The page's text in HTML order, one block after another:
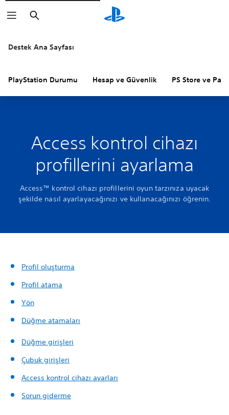
Arama
Destek Ana Sayfası
PlayStation Durumu Hesap ve Güvenlik PS Store ve
Access kontrol cihazı
profillerini ayarlama
Access™ kontrol cihazı profillerini oyun tarzınıza uyacak
şekilde nasıl ayarlayacağınızı ve kullanacağınızı öğrenin.
Profil oluşturma
Profil atama
Yön
Düğme atamaları
Düğme girişleri
Çubuk girişleri
Access kontrol cihazı ayarları
Sorun giderme